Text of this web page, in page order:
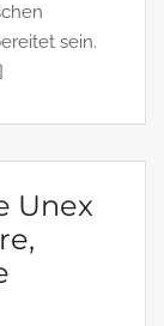
sein.
Unex